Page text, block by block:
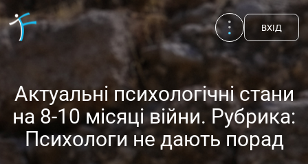
ВХIД
Актуальні психологічні стани
на 8-10 місяці війни. Рубрика:
Психологи не дають порад